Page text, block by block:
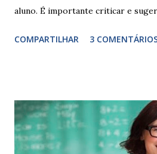
aluno. É importante criticar e
exercitação. E encontrar a melhor
sempre as intervenções feitas para
isso ressalta trabalho. SUGESTÕES
EXPRESSÕES PARA USO EM
COMPARTILHAR 3